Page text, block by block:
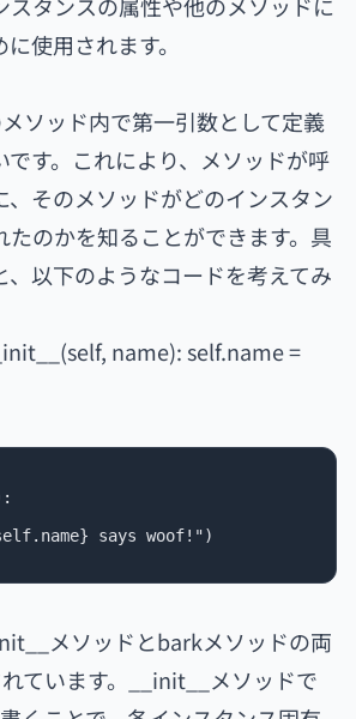
スタンスの属性や他のメソッドに
使用されます。
ソッド内で第一引数として定義
です。これにより、メソッドが呼
、そのメソッドがどのインスタン
たのかを知ることができます。具
、以下のようなコードを考えてみ
name): self.name =
メソッドとbarkメソッドの両
ています。__init__メソッドで